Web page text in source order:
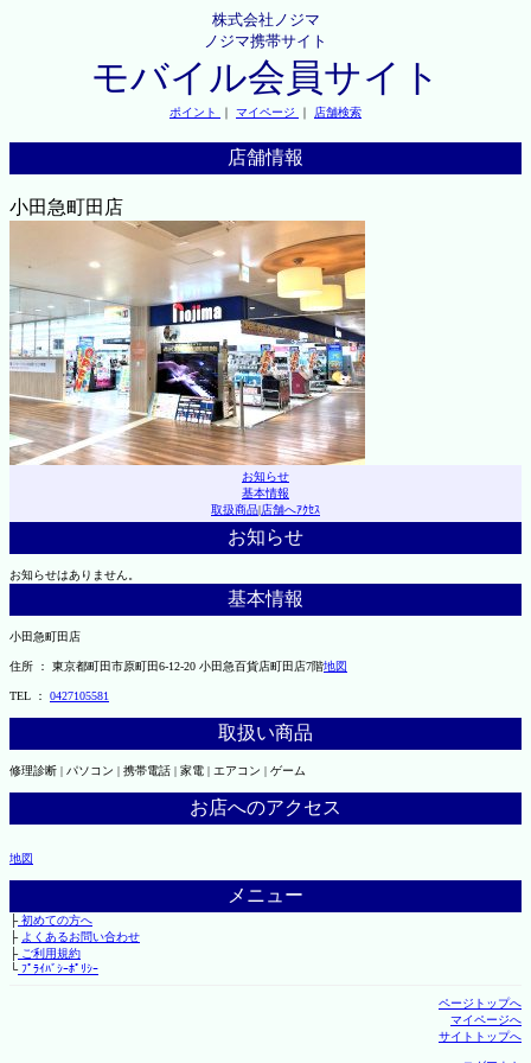
株式会社ノジマ
ノジマ携帯サイト
モバイル会員サイト
ポイント ｜ マイページ ｜ 店舗検索
店舗情報
小田急町田店
お知らせ
基本情報
取扱商品|店舗へｱｸｾｽ
お知らせ
お知らせはありません。
基本情報
小田急町田店
住所 ： 東京都町田市原町田6-12-20 小田急百貨店町田店7階地図
TEL ： 0427105581
取扱い商品
修理診断 | パソコン | 携帯電話 | 家電 | エアコン | ゲーム
お店へのアクセス
地図
メニュー
├初めての方へ
├ よくあるお問い合わせ
├ご利用規約
└ﾌﾟﾗｲﾊﾞｼｰﾎﾟﾘｼｰ
ページトップへ
マイページへ
サイトトップへ